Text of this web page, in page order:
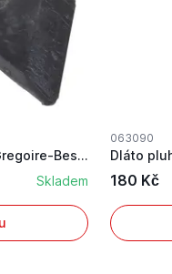
Dláto pluhu levé pro pluhy Gregoire-Besson
Skladem
063090
180 Kč